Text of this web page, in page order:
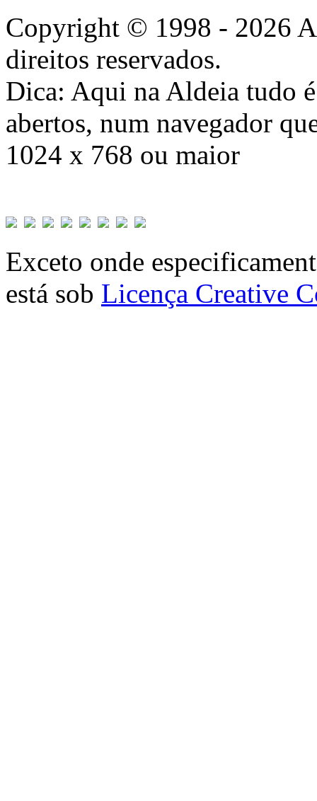
Copyright © 1998 - 2026
direitos reservados.
Dica: Aqui na Aldeia tudo
abertos, num navegador
1024 x 768 ou maior
Exceto onde
está sob Licença Creative